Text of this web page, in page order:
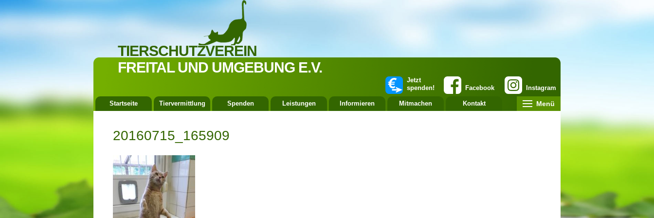
TIERSCHUTZVEREIN
FREITAL UND UMGEBUNG E.V.
Instagram
Facebook
Jetzt
spenden!
Startseite Tiervermittlung Spenden Leistungen Informieren Mitmachen Kontakt Menü
20160715_165909